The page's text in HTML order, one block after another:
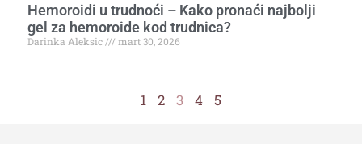
Hemoroidi u trudnoći – Kako pronaći najbolji
gel za hemoroide kod trudnica?
Darinka Aleksic mart 30, 2026
1 2 3 4 5